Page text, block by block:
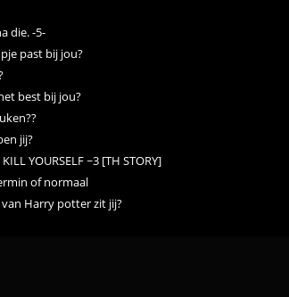
die. -5-
past bij jou?
best bij jou?
jij?
YOURSELF ~3 [TH STORY]
of normaal
Harry potter zit jij?